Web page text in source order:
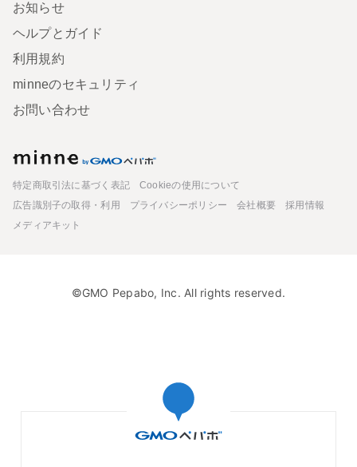
お知らせ
ヘルプとガイド
利用規約
minneのセキュリティ
お問い合わせ
特定商取引法に基づく表記
Cookieの使用について
広告識別子の取得・利用
プライバシーポリシー 会社概要
採用情報
メディアキット
©GMO Pepabo, Inc. All rights reserved.